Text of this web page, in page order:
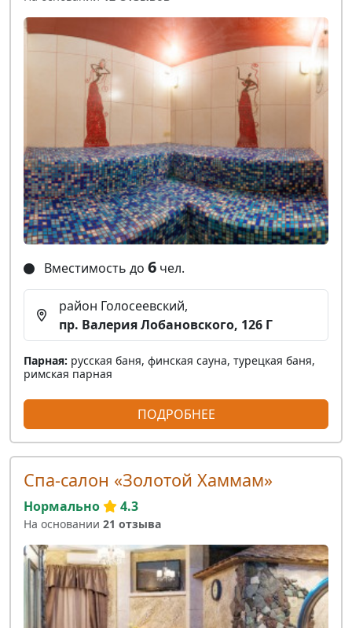
Вместимость до 6 чел.
район Голосеевский,
пр. Валерия Лобановского, 126 Г
Парная: русская баня, финская сауна, турецкая баня,
римская парная
ПОДРОБНЕЕ
Спа-салон «Золотой Хаммам»
Нормально 4.3
На основании 21 отзыва